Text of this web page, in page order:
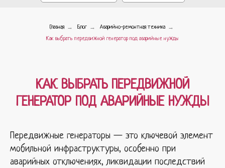
Главная → Блог → Аварийно-ремонтная техника →
Как выбрать передвижной генератор под аварийные нужды
КАК ВЫБРАТЬ ПЕРЕДВИЖНОЙ
ГЕНЕРАТОР ПОД АВАРИЙНЫЕ НУЖДЫ
Передвижные генераторы — это ключевой элемент
мобильной инфраструктуры, особенно при
аварийных отключениях, ликвидации последствий